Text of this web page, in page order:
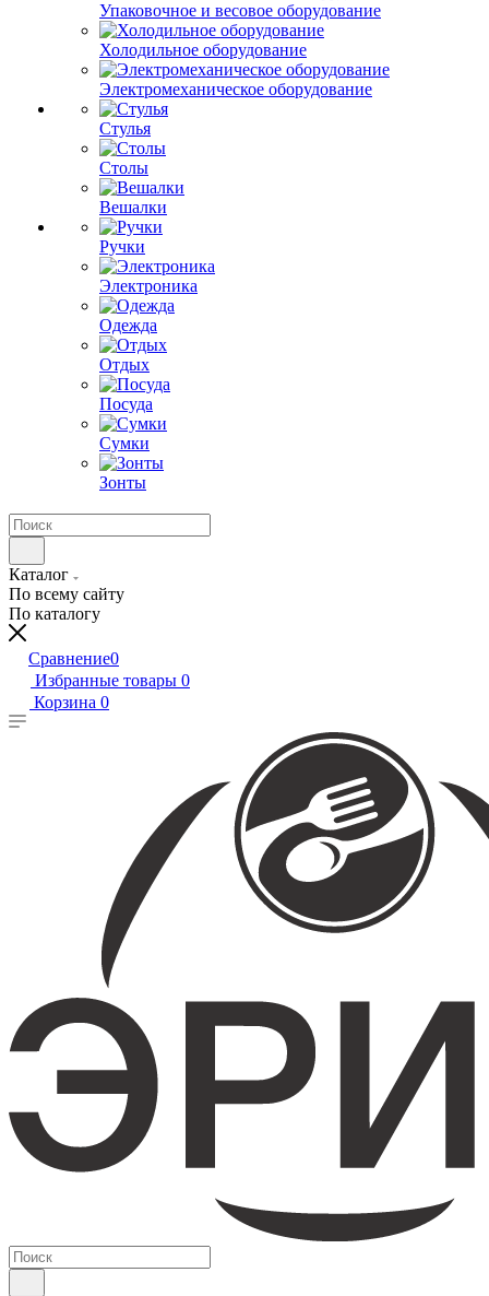
Упаковочное и весовое оборудование
Холодильное оборудование
Электромеханическое оборудование
Стулья
Столы
Вешалки
Ручки
Электроника
Одежда
Отдых
Посуда
Сумки
Зонты
Каталог
По всему сайту
По каталогу
Сравнение0
Избранные товары 0
Корзина 0